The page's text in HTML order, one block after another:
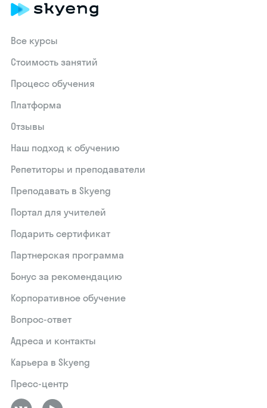
Все курсы
Стоимость занятий
Процесс обучения
Платформа
Отзывы
Наш подход к обучению
Репетиторы и преподаватели
Преподавать в Skyeng
Портал для учителей
Подарить сертификат
Партнерская программа
Бонус за рекомендацию
Корпоративное обучение
Вопрос-ответ
Адреса и контакты
Карьера в Skyeng
Пресс-центр